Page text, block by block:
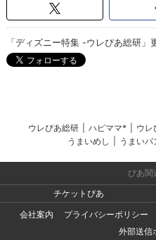
「ディズニー特集 -ウレぴあ総研」
ウレぴあ総研 ハピママ* ウレ
うまいめし
うまいパ
ぴあ関
チケットぴあ
会社案内
プライバシーポリシー
外部送信